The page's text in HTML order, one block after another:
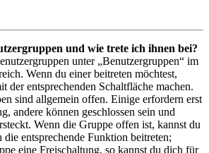
und wie trete ich ihnen bei?
unter „Benutzergruppen“ im
Wenn du einer beitreten möchtest,
der entsprechenden Schaltfläche machen.
sind allgemein offen. Einige erfordern erst
andere können geschlossen sein und
Wenn die Gruppe offen ist, kannst du
entsprechende Funktion beitreten;
eine Freischaltung, so kannst du dich für